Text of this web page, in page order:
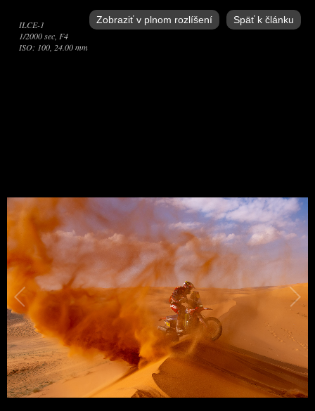
Zobraziť v plnom rozlíšení Späť k článku
ILCE-1
1/2000 sec, F4
ISO: 100, 24.00 mm